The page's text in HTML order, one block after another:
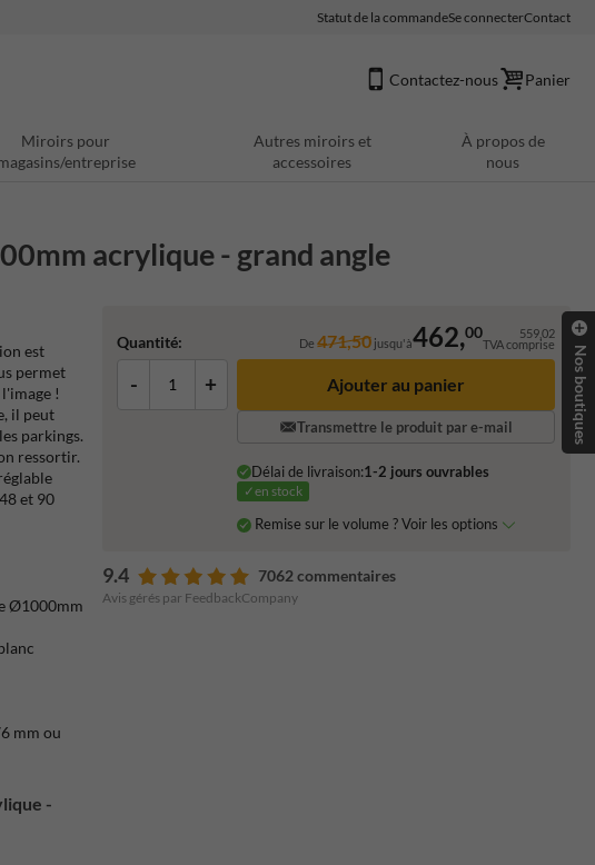
Statut de la commandeSe connecterContact
Contactez-nous Panier
Miroirs pour
entreprise
Autres miroirs et
accessoires
À propos de
nous
acrylique - grand angle
Quantité: De471,50 jusqu'à462,00 559,02
TVA comprise
- + Ajouter au panier
Transmettre le produit par e-mail
Délai de livraison:1-2 jours ouvrables
✓en stock
Remise sur le volume ? Voir les options
9.4 7062 commentaires
Avis gérés par FeedbackCompany
est
permet
!
il peut
parkings.
ressortir.
et 90
Ø1000mm
mm ou
-
Nos boutiques